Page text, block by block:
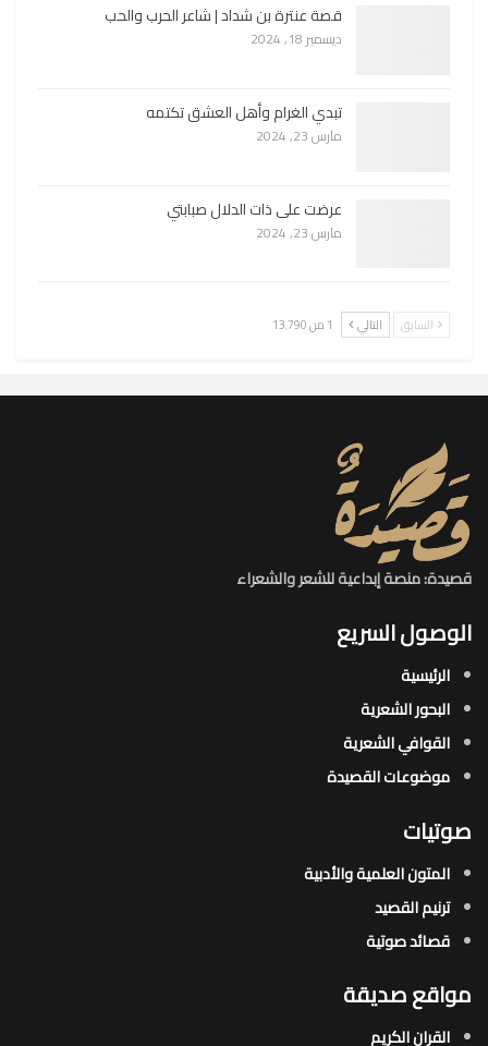
قصة عنترة بن شداد | شاعر الحرب والحب
ديسمبر 18, 2024
تبدي الغرام وأهل العشق تكتمه
مارس 23, 2024
عرضت على ذات الدلال صبابتي
مارس 23, 2024
السابق التالي 1 من 13٬790
قصيدة: منصة إبداعية للشعر والشعراء
الوصول السريع
الرئيسية
البحور الشعرية​
القوافي الشعرية​
موضوعات القصيدة​
صوتيات
المتون العلمية والأدبية
ترنيم القصيد
قصائد صوتية
مواقع صديقة
القران الكريم